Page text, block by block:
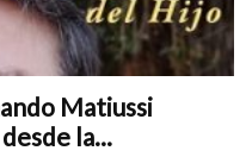
Matiussi
la...